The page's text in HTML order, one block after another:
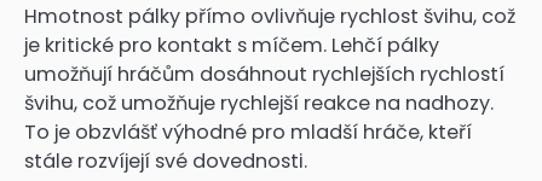
Hmotnost pálky přímo ovlivňuje rychlost švihu, což
je kritické pro kontakt s míčem. Lehčí pálky
umožňují hráčům dosáhnout rychlejších rychlostí
švihu, což umožňuje rychlejší reakce na nadhozy.
To je obzvlášť výhodné pro mladší hráče, kteří
stále rozvíjejí své dovednosti.